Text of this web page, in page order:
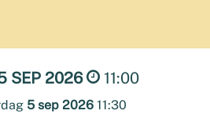
SEP 2026 11:00
5 sep 202611:30